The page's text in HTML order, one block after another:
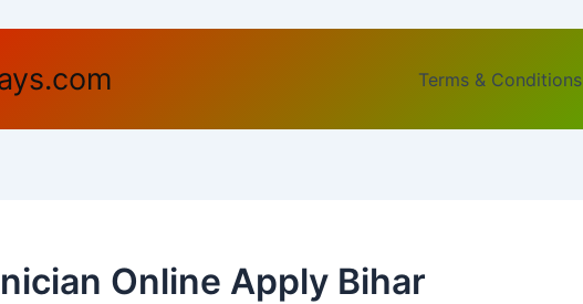
Terms & Conditions
Online Apply Bihar